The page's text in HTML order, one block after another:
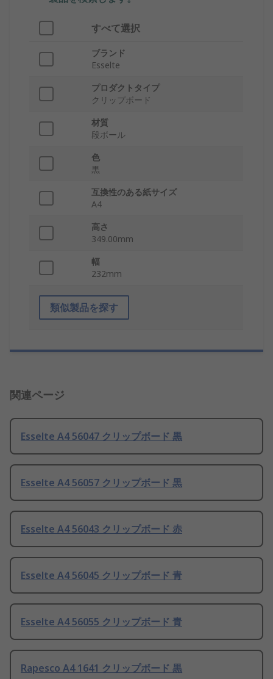
すべて選択
ブランド
Esselte
プロダクトタイプ
クリップボード
材質
段ボール
色
黒
互換性のある紙サイズ
A4
高さ
349.00mm
幅
232mm
類似製品を探す
関連ページ
Esselte A4 56047 クリップボード 黒
Esselte A4 56057 クリップボード 黒
Esselte A4 56043 クリップボード 赤
Esselte A4 56045 クリップボード 青
Esselte A4 56055 クリップボード 青
Rapesco A4 1641 クリップボード 黒